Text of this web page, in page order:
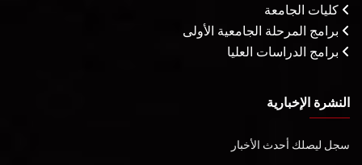
كليات الجامعة
برامج المرحلة الجامعية الأولى
برامج الدراسات العليا
النشرة الإخبارية
سجل ليصلك أحدث الأخبار